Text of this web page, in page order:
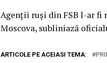
Agenţii ruşi din FSB l-ar fi
Moscova, subliniază
ARTICOLE PE ACEIASI TEMA: